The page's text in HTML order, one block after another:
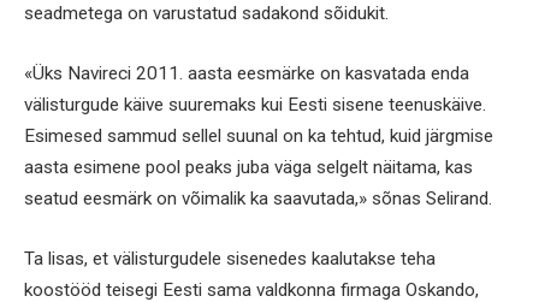
seadmetega on varustatud sadakond sõidukit.
«Üks Navireci 2011. aasta eesmärke on kasvatada enda
välisturgude käive suuremaks kui Eesti sisene teenuskäive.
Esimesed sammud sellel suunal on ka tehtud, kuid järgmise
aasta esimene pool peaks juba väga selgelt näitama, kas
seatud eesmärk on võimalik ka saavutada,» sõnas Selirand.
Ta lisas, et välisturgudele sisenedes kaalutakse teha
koostööd teisegi Eesti sama valdkonna firmaga Oskando,